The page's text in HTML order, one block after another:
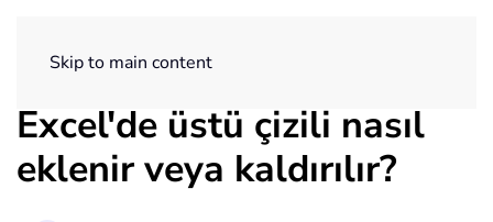
Skip to main content
Excel'de üstü çizili nasıl
eklenir veya kaldırılır?